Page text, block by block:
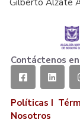
Contáctenos
Políticas I
Nosotros